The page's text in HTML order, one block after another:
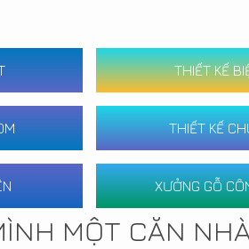
THIẾT KẾ
THIẾT KẾ
XƯỞNG GỖ
MỘT CĂN